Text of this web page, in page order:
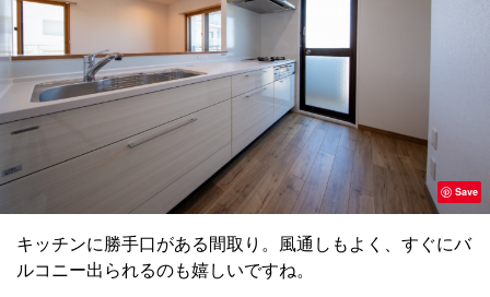
Save
キッチンに勝手口がある間取り。風通しもよく、すぐにバ
ルコニー出られるのも嬉しいですね。